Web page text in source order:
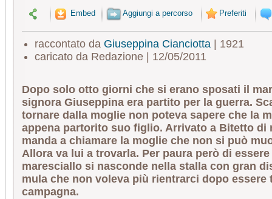
Embed Aggiungi a percorso Preferiti
raccontato da Giuseppina Cianciotta| 1921
caricato da Redazione | 12/05/2011
Dopo solo otto giorni che si erano sposati il
signora Giuseppina era partito per la guerra.
tornare dalla moglie non poteva sapere che la
appena partorito suo figlio. Arrivato a Bitetto di
manda a chiamare la moglie che non si può
Allora va lui a trovarla. Per paura però di
maresciallo si nasconde nella stalla con gran
mula che non voleva più rientrarci dopo essere
campagna.